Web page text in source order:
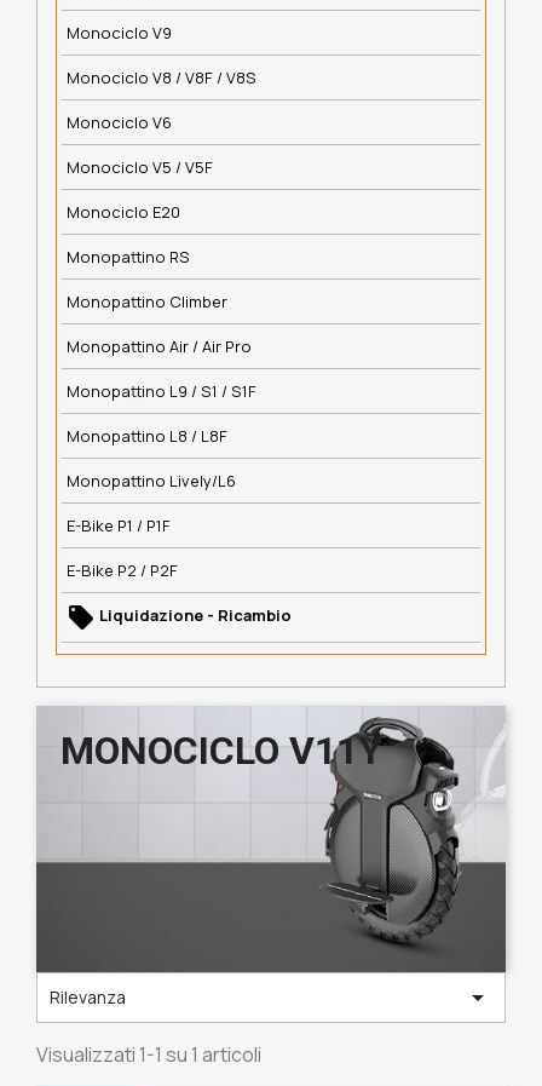
Monociclo V9
Monociclo V8 / V8F / V8S
Monociclo V6
Monociclo V5 / V5F
Monociclo E20
Monopattino RS
Monopattino Climber
Monopattino Air / Air Pro
Monopattino L9 / S1 / S1F
Monopattino L8 / L8F
Monopattino Lively/L6
E-Bike P1 / P1F
E-Bike P2 / P2F
local_offer Liquidazione - Ricambio
MONOCICLO V11Y
Rilevanza 
Visualizzati 1-1 su 1 articoli